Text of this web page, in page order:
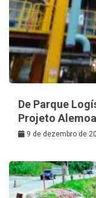
De Parque
Projeto
9 de dezembro de